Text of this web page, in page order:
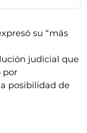
su “más
judicial que
por
posibilidad de